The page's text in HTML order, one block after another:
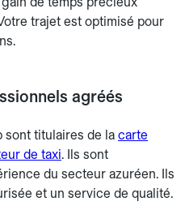
trajet est optimisé pour
agréés
sont titulaires de la carte
de taxi. Ils sont
du secteur azuréen. Ils
et un service de qualité.